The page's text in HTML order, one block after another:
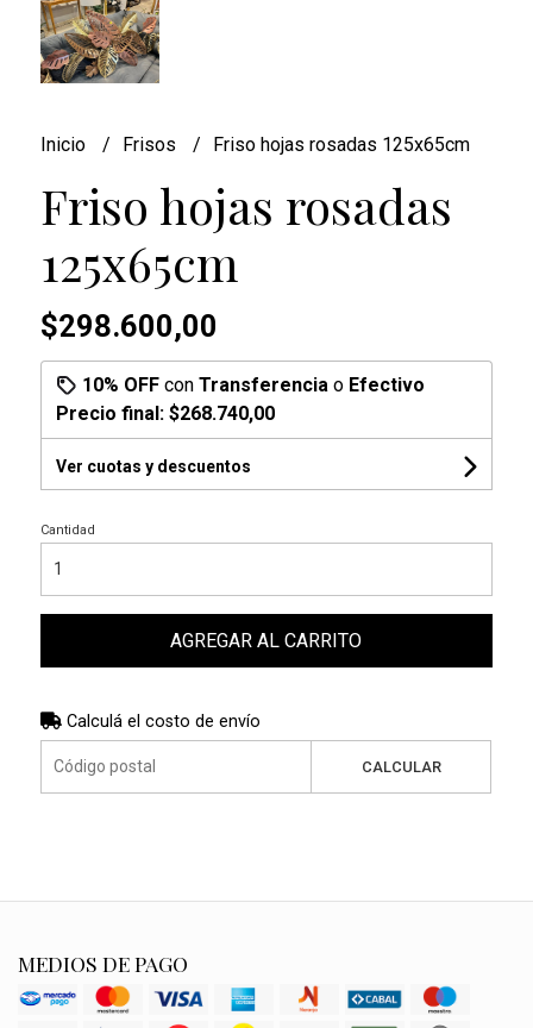
Inicio Frisos Friso hojas rosadas 125x65cm
Friso hojas rosadas
125x65cm
$298.600,00
10% OFFcon Transferencia o Efectivo
Precio final: $268.740,00
Ver cuotas y descuentos
Cantidad
AGREGAR AL CARRITO
Calculá el costo de envío
CALCULAR
MEDIOS DE PAGO